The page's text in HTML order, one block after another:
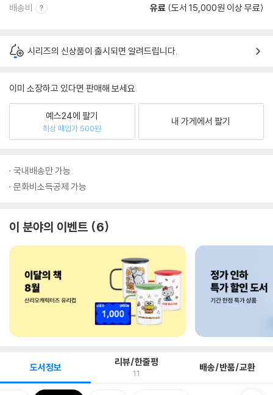
배송비 유료 (도서 15,000원 이상 무료)
시리즈의 신상품이 출시되면 알려드립니다.
이미 소장하고 있다면 판매해 보세요.
예스24에 팔기
최상 매입가 500원
내 가게에서 팔기
국내배송만 가능
문화비소득공제 가능
이 분야의 이벤트 6
도서정보 리뷰/한줄평
11 배송/반품/교환